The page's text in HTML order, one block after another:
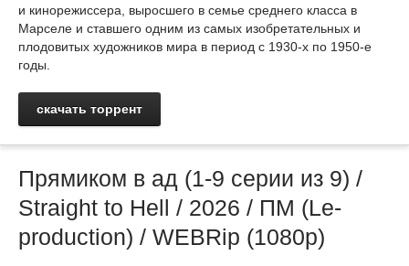
и кинорежиссера, выросшего в семье среднего класса в
Марселе и ставшего одним из самых изобретательных и
плодовитых художников мира в период с 1930-х по 1950-е
годы.
скачать торрент
Прямиком в ад (1-9 cерии из 9) /
Straight to Hell / 2026 / ПМ (Le-
production) / WEBRip (1080р)